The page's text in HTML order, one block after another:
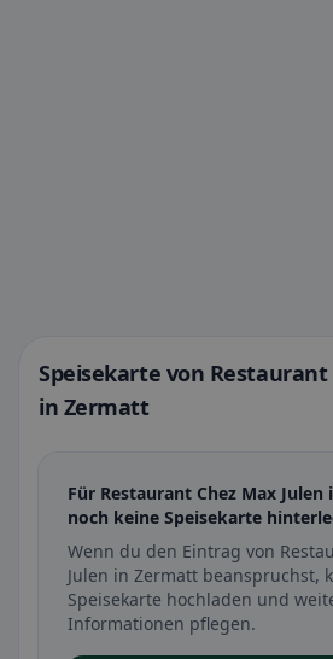
Speisekarte von Restaurant
in Zermatt
Für Restaurant Chez Max
noch keine Speisekarte
Wenn du den Eintrag von
Julen in Zermatt beanspruchst,
Speisekarte hochladen und
Informationen pflegen.